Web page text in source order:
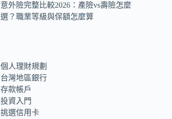
意外險完整比較2026：產險vs壽險怎麼
選？職業等級與保額怎麼算
個人理財規劃
台灣地區銀行
存款帳戶
投資入門
挑選信用卡